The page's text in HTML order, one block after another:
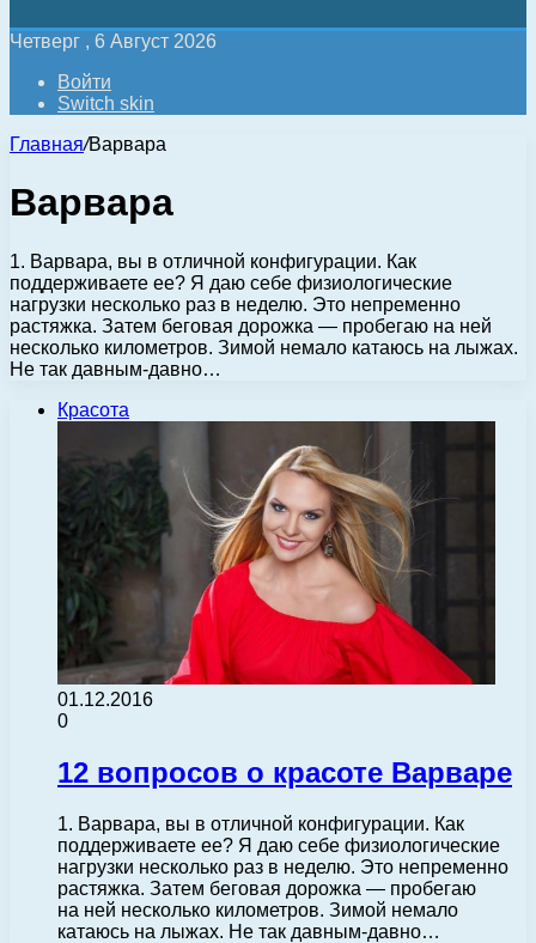
Четверг , 6 Август 2026
Войти
Switch skin
Главная/Варвара
Варвара
1. Варвара, вы в отличной конфигурации. Как
поддерживаете ее? Я даю себе физиологические
нагрузки несколько раз в неделю. Это непременно
растяжка. Затем беговая дорожка — пробегаю на ней
несколько километров. Зимой немало катаюсь на лыжах.
Не так давным-давно…
Красота
01.12.2016
0
12 вопросов о красоте Варваре
1. Варвара, вы в отличной конфигурации. Как
поддерживаете ее? Я даю себе физиологические
нагрузки несколько раз в неделю. Это непременно
растяжка. Затем беговая дорожка — пробегаю
на ней несколько километров. Зимой немало
катаюсь на лыжах. Не так давным-давно…